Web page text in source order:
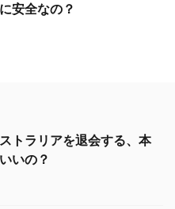
安全なの？
トラリアを退会する、本
いの？